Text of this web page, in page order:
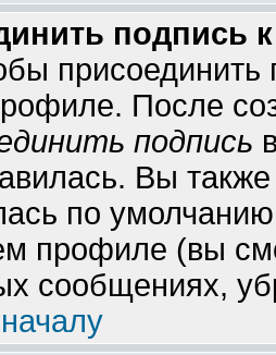
подпись
После
подпись
Вы
по
профиле (вы
сообщениях,